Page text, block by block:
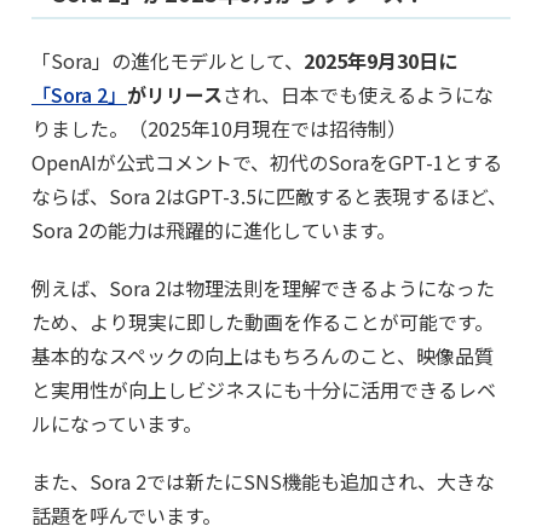
「Sora」の進化モデルとして、 2025年9月30日に
「Sora 2」 がリリースされ、日本でも使えるようにな
りました。（2025年10月現在では招待制）
OpenAIが公式コメントで、初代のSoraをGPT-1とする
ならば、Sora 2はGPT-3.5に匹敵すると表現するほど、
Sora 2の能力は飛躍的に進化しています。
例えば、Sora 2は物理法則を理解できるようになった
ため、より現実に即した動画を作ることが可能です。
基本的なスペックの向上はもちろんのこと、映像品質
と実用性が向上しビジネスにも十分に活用できるレベ
ルになっています。
また、Sora 2では新たにSNS機能も追加され、大きな
話題を呼んでいます。